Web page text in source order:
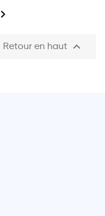

Retour en haut 